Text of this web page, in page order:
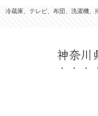
冷蔵庫、テレビ、布団、洗濯機、